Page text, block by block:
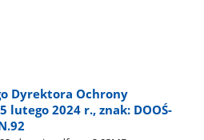
Dyrektora Ochrony
lutego 2024 r., znak: DOOŚ-